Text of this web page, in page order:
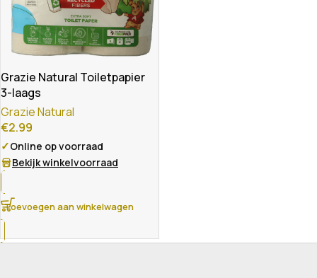
Grazie Natural Toiletpapier
3-laags
Grazie Natural
€2.99
✓Online op voorraad
Bekijk winkelvoorraad
Toevoegen aan winkelwagen